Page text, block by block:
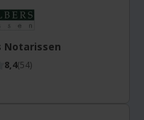
Notarissen
8,4(54)